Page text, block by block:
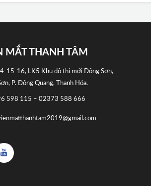
MẮT THANH TÂM
15-16, LK5 Khu đô thị mới Đông Sơn,
P. Đông Quang, Thanh Hóa.
598 115 – 02373 588 666